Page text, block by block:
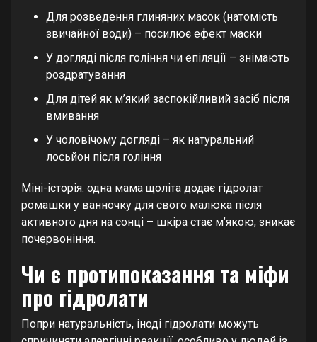
Для розведення глиняних масок (натомість
звичайної води) – посилює ефект маски
У догляді після гоління чи епіляції – знімають
роздратування
Для дітей як м’який заспокійливий засіб після
вмивання
У чоловічому догляді – як натуральний
лосьйон після гоління
Міні-історія: одна мама щоліта додає гідролат
ромашки у ванночку для свого малюка після
активного дня на сонці – шкіра стає м’якою, зникає
почервоніння.
Чи є протипоказання та міфи
про гідролати
Попри натуральність, іноді гідролати можуть